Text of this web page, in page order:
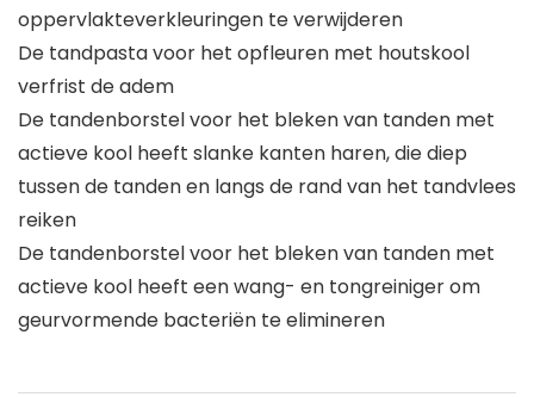
oppervlakteverkleuringen te verwijderen
De tandpasta voor het opfleuren met houtskool
verfrist de adem
De tandenborstel voor het bleken van tanden met
actieve kool heeft slanke kanten haren, die diep
tussen de tanden en langs de rand van het tandvlees
reiken
De tandenborstel voor het bleken van tanden met
actieve kool heeft een wang- en tongreiniger om
geurvormende bacteriën te elimineren